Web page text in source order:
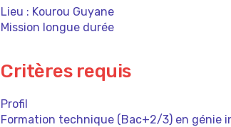
Lieu : Kourou Guyane
Mission longue durée
Critères requis
Profil
Formation technique (Bac+2/3) en